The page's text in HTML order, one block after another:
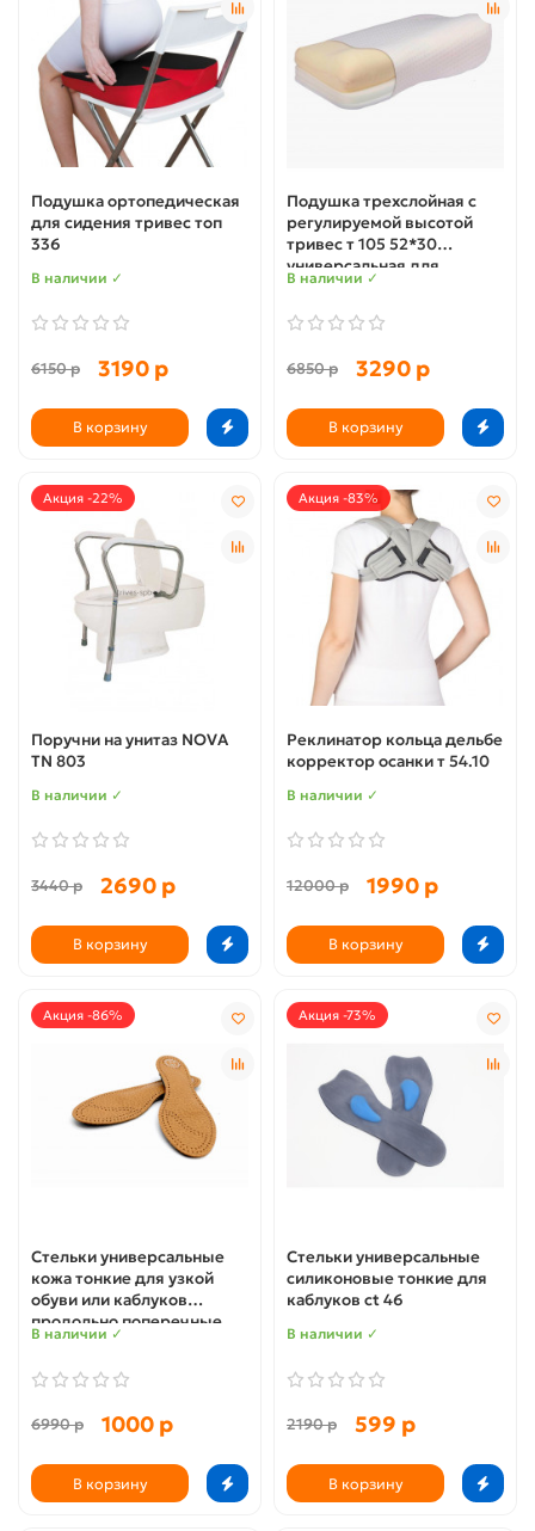
Подушка ортопедическая
для сидения тривес топ
336
В наличии ✓
6150 р 3190 р
В корзину
Подушка трехслойная с
регулируемой высотой
тривес т 105 52*30
универсальная для
женщин и для детей
В наличии ✓
6850 р 3290 р
В корзину
Акция -22%
Поручни на унитаз NOVA
TN 803
В наличии ✓
3440 р 2690 р
В корзину
Акция -83%
Реклинатор кольца дельбе
корректор осанки т 54.10
В наличии ✓
12000 р 1990 р
В корзину
Акция -86%
Стельки универсальные
кожа тонкие для узкой
обуви или каблуков
продольно поперечные
talus ct 130
В наличии ✓
6990 р 1000 р
В корзину
Акция -73%
Стельки универсальные
силиконовые тонкие для
каблуков ct 46
В наличии ✓
2190 р 599 р
В корзину